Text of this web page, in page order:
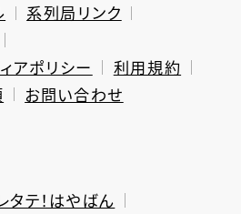
系列局リンク
アポリシー
利用規約
お問い合わせ
タテ！はやばん